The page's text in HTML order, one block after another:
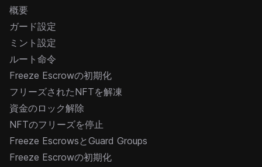
概要
ガード設定
ミント設定
ルート命令
Freeze Escrowの初期化
フリーズされたNFTを解凍
資金のロック解除
NFTのフリーズを停止
Freeze EscrowsとGuard Groups
Freeze Escrowの初期化